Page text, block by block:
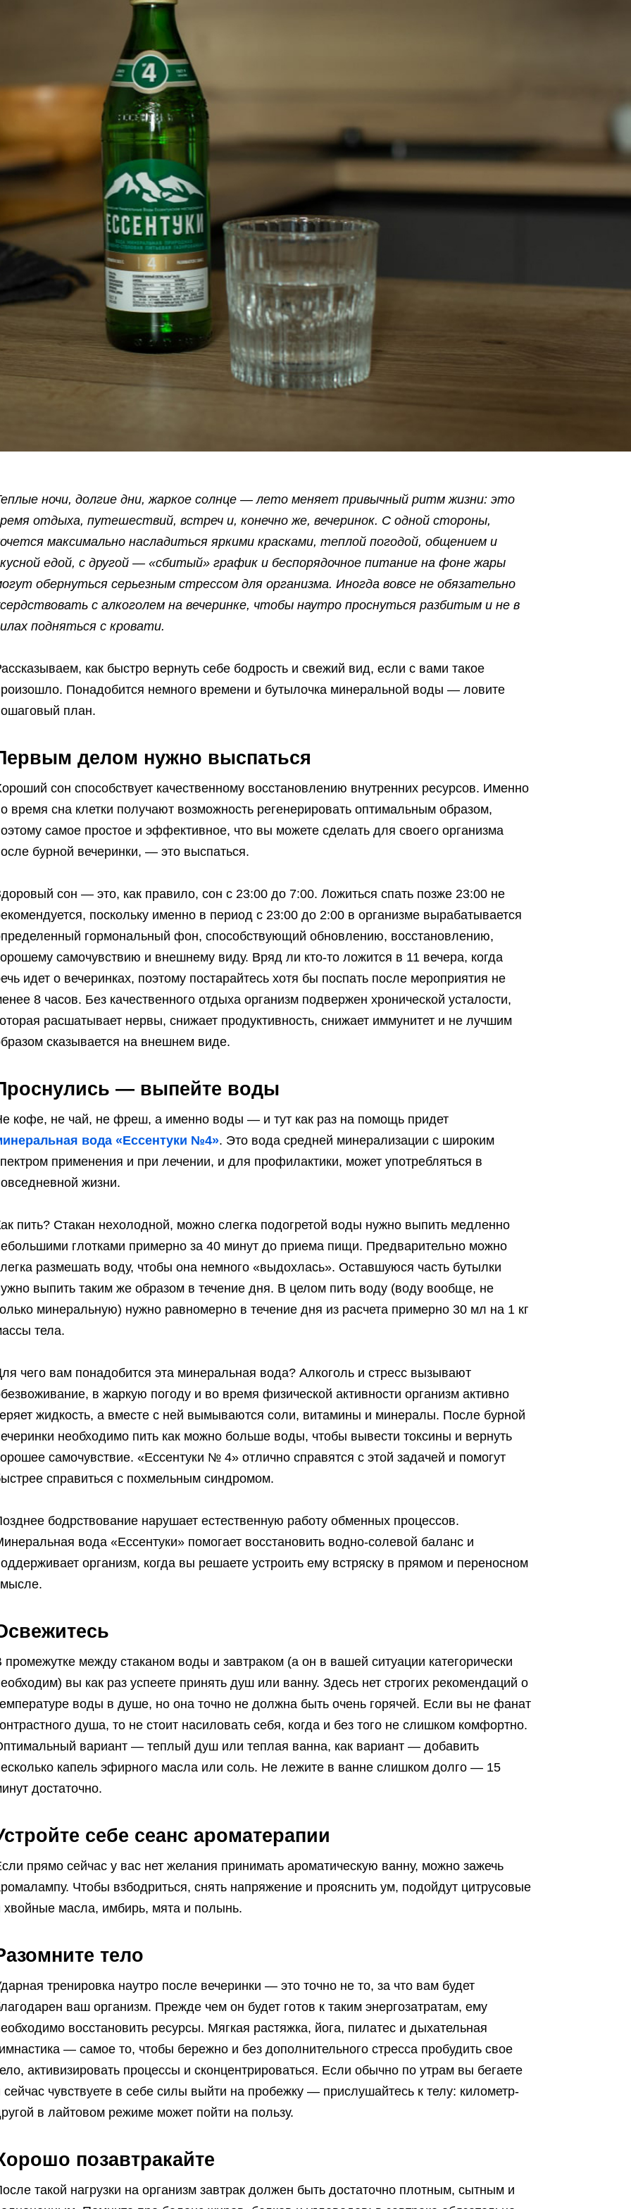
ночи, долгие дни, жаркое солнце — лето меняет привычный ритм жизни: это
отдыха, путешествий, встреч и, конечно же, вечеринок. С одной стороны,
максимально насладиться яркими красками, теплой погодой, общением и
едой, с другой — «сбитый» график и беспорядочное питание на фоне жары
обернуться серьезным стрессом для организма. Иногда вовсе не обязательно
с алкоголем на вечеринке, чтобы наутро проснуться разбитым и не в
подняться с кровати.
как быстро вернуть себе бодрость и свежий вид, если с вами такое
Понадобится немного времени и бутылочка минеральной воды — ловите
план.
делом нужно выспаться
сон способствует качественному восстановлению внутренних ресурсов. Именно
время сна клетки получают возможность регенерировать оптимальным образом,
самое простое и эффективное, что вы можете сделать для своего организма
бурной вечеринки, — это выспаться.
сон — это, как правило, сон с 23:00 до 7:00. Ложиться спать позже 23:00 не
поскольку именно в период с 23:00 до 2:00 в организме вырабатывается
гормональный фон, способствующий обновлению, восстановлению,
самочувствию и внешнему виду. Вряд ли кто-то ложится в 11 вечера, когда
идет о вечеринках, поэтому постарайтесь хотя бы поспать после мероприятия не
8 часов. Без качественного отдыха организм подвержен хронической усталости,
расшатывает нервы, снижает продуктивность, снижает иммунитет и не лучшим
сказывается на внешнем виде.
— выпейте воды
кофе, не чай, не фреш, а именно воды — и тут как раз на помощь придет
вода «Ессентуки №4». Это вода средней минерализации с широким
применения и при лечении, и для профилактики, может употребляться в
жизни.
пить? Стакан нехолодной, можно слегка подогретой воды нужно выпить медленно
глотками примерно за 40 минут до приема пищи. Предварительно можно
размешать воду, чтобы она немного «выдохлась». Оставшуюся часть бутылки
выпить таким же образом в течение дня. В целом пить воду (воду вообще, не
минеральную) нужно равномерно в течение дня из расчета примерно 30 мл на 1 кг
тела.
чего вам понадобится эта минеральная вода? Алкоголь и стресс вызывают
в жаркую погоду и во время физической активности организм активно
жидкость, а вместе с ней вымываются соли, витамины и минералы. После бурной
необходимо пить как можно больше воды, чтобы вывести токсины и вернуть
самочувствие. «Ессентуки № 4» отлично справятся с этой задачей и помогут
справиться с похмельным синдромом.
бодрствование нарушает естественную работу обменных процессов.
вода «Ессентуки» помогает восстановить водно-солевой баланс и
организм, когда вы решаете устроить ему встряску в прямом и переносном
промежутке между стаканом воды и завтраком (а он в вашей ситуации категорически
вы как раз успеете принять душ или ванну. Здесь нет строгих рекомендаций о
воды в душе, но она точно не должна быть очень горячей. Если вы не фанат
душа, то не стоит насиловать себя, когда и без того не слишком комфортно.
вариант — теплый душ или теплая ванна, как вариант — добавить
капель эфирного масла или соль. Не лежите в ванне слишком долго — 15
достаточно.
себе сеанс ароматерапии
прямо сейчас у вас нет желания принимать ароматическую ванну, можно зажечь
Чтобы взбодриться, снять напряжение и прояснить ум, подойдут цитрусовые
хвойные масла, имбирь, мята и полынь.
тело
тренировка наутро после вечеринки — это точно не то, за что вам будет
ваш организм. Прежде чем он будет готов к таким энергозатратам, ему
восстановить ресурсы. Мягкая растяжка, йога, пилатес и дыхательная
— самое то, чтобы бережно и без дополнительного стресса пробудить свое
активизировать процессы и сконцентрироваться. Если обычно по утрам вы бегаете
сейчас чувствуете в себе силы выйти на пробежку — прислушайтесь к телу: километр-
в лайтовом режиме может пойти на пользу.
позавтракайте
такой нагрузки на организм завтрак должен быть достаточно плотным, сытным и